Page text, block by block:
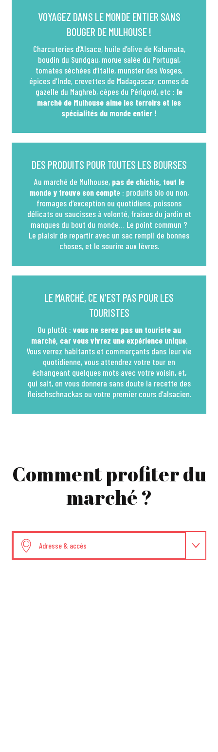
VOYAGEZ DANS LE MONDE ENTIER SANS
BOUGER DE MULHOUSE !
Charcuteries d’Alsace, huile d’olive de Kalamata,
boudin du Sundgau, morue salée du Portugal,
tomates séchées d’Italie, munster des Vosges,
épices d’Inde, crevettes de Madagascar, cornes de
gazelle du Maghreb, cèpes du Périgord, etc : le
marché de Mulhouse aime les terroirs et les
spécialités du monde entier !
DES PRODUITS POUR TOUTES LES BOURSES
Au marché de Mulhouse, pas de chichis, tout le
monde y trouve son compte : produits bio ou non,
fromages d’exception ou quotidiens, poissons
délicats ou saucisses à volonté, fraises du jardin et
mangues du bout du monde… Le point commun ?
Le plaisir de repartir avec un sac rempli de bonnes
choses, et le sourire aux lèvres.
LE MARCHÉ, CE N'EST PAS POUR LES
TOURISTES
Ou plutôt : vous ne serez pas un touriste au
marché, car vous vivrez une expérience unique.
Vous verrez habitants et commerçants dans leur vie
quotidienne, vous attendrez votre tour en
échangeant quelques mots avec votre voisin, et,
qui sait, on vous donnera sans doute la recette des
fleischschnackas ou votre premier cours d’alsacien.
Comment profiter du
marché ?
Adresse & accès